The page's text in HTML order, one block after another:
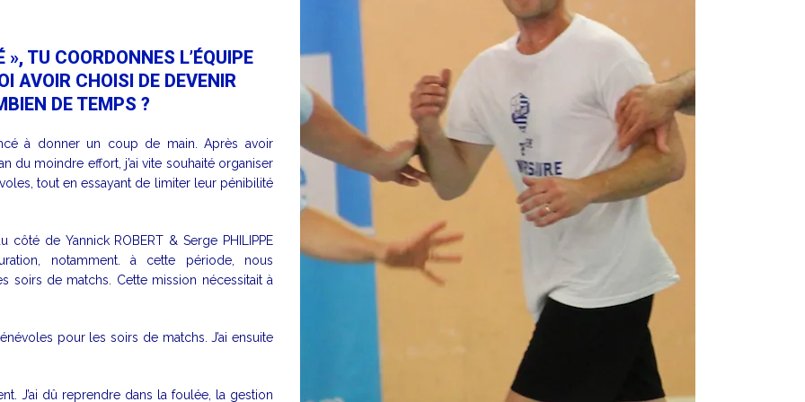
TU COORDONNES L’ÉQUIPE
AVOIR CHOISI DE DEVENIR
DE TEMPS ?
à donner un coup de main. Après avoir
du moindre effort, j’ai vite souhaité organiser
tout en essayant de limiter leur pénibilité
de Yannick ROBERT & Serge PHILIPPE
notamment. à cette période, nous
de matchs. Cette mission nécessitait à
pour les soirs de matchs. J’ai ensuite
J’ai dû reprendre dans la foulée, la gestion